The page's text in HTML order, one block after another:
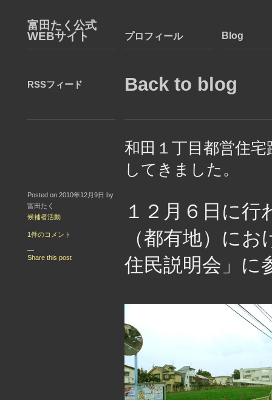
富田たく公式
WEBサイト
プロフィール Blog
RSSフィード Back to blog
和田１丁目都営住
してきました。
Posted on 2010年12月9日 by
富田たく
候補者活動
1件のコメント
—
Share this post
１２月６日に
（都有地）に
住民説明会」に